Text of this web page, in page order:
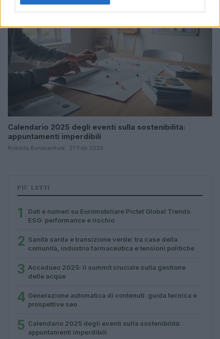
Calendario 2025 degli eventi sulla sostenibilità:
appuntamenti imperdibili
Roberta Bonaventura · 27 Feb 2026
PIÙ LETTI
1
Dati e numeri su Euromobiliare Pictet Global Trends
ESG: performance e rischio
2 Sanità sarda e transizione verde: tra case della
comunità, industria farmaceutica e tensioni politiche
3 Accadueo 2025: il summit cruciale sulla gestione
delle acque
4 Generazione automatica di contenuti: guida tecnica e
prospettive seo
5 Calendario 2025 degli eventi sulla sostenibilità:
appuntamenti imperdibili